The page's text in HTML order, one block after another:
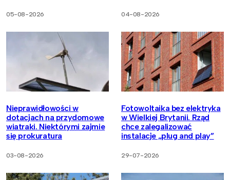
05-08-2026 04-08-2026
Nieprawidłowości w
dotacjach na przydomowe
wiatraki. Niektórymi zajmie
się prokuratura
03-08-2026
Fotowoltaika bez elektryka
w Wielkiej Brytanii. Rząd
chce zalegalizować
instalacje „plug and play”
29-07-2026